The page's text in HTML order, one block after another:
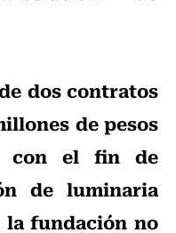
dos contratos
de pesos
con el fin de
de luminaria
la fundación no